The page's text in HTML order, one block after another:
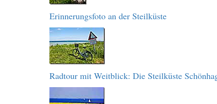
Erinnerungsfoto an der Steilküste
Radtour mit Weitblick: Die Steilküste